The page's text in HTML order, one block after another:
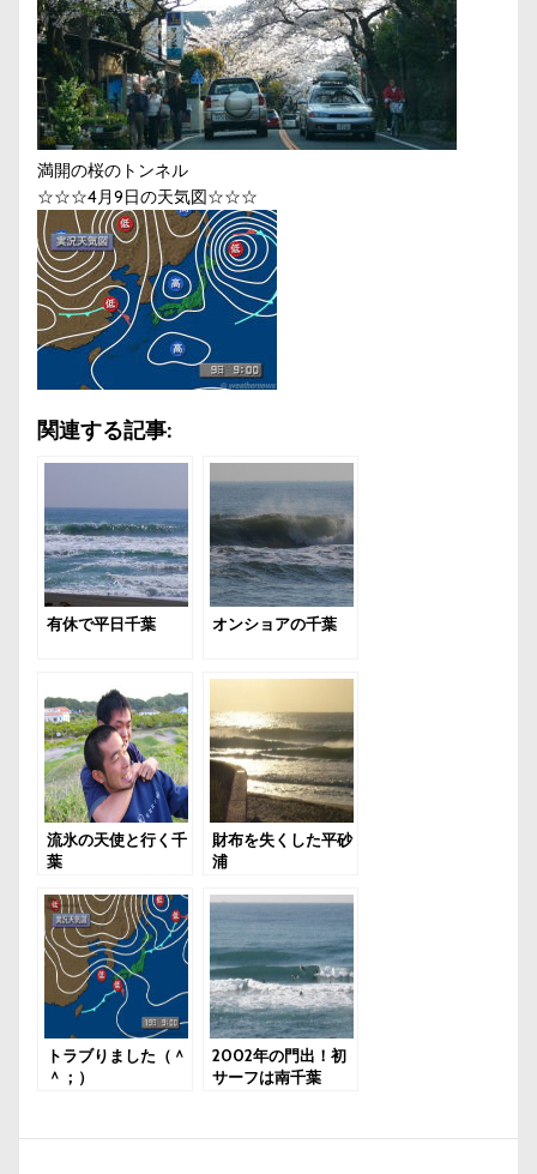
満開の桜のトンネル
☆☆☆4月9日の天気図☆☆☆
関連する記事:
有休で平日千葉 オンショアの千葉
流氷の天使と行く千
葉
財布を失くした平砂
浦
トラブりました（＾
＾；）
2002年の門出！初
サーフは南千葉